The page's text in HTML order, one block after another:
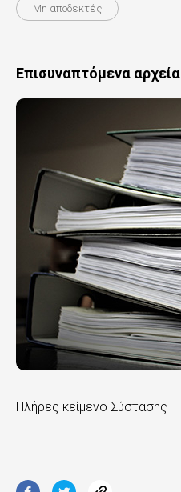
Μη αποδεκτές
Επισυναπτόμενα αρχεία
Πλήρες κείμενο Σύστασης